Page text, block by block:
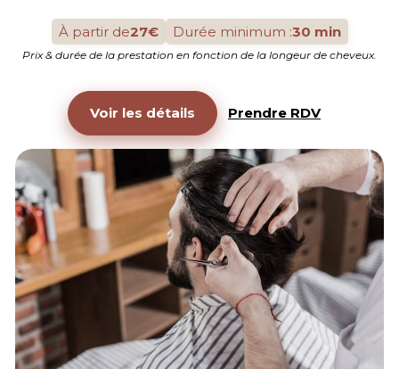
À partir de27€ Durée minimum :30 min
Prix & durée de la prestation en fonction de la longeur de cheveux.
Voir les détails Prendre RDV